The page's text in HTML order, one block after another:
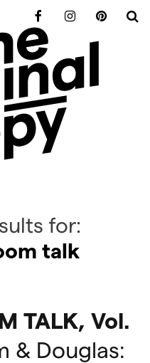
for:
talk
TALK, Vol.
& Douglas:
FacebookInstagramPinterest